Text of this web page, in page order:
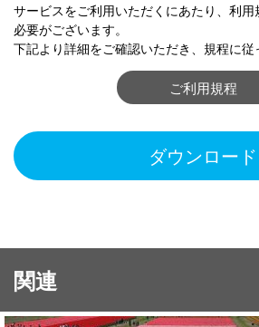
サービスをご利用いただくにあたり、利用
必要がございます。
下記より詳細をご確認いただき、規程に従
ご利用規程
ダウンロード
関連